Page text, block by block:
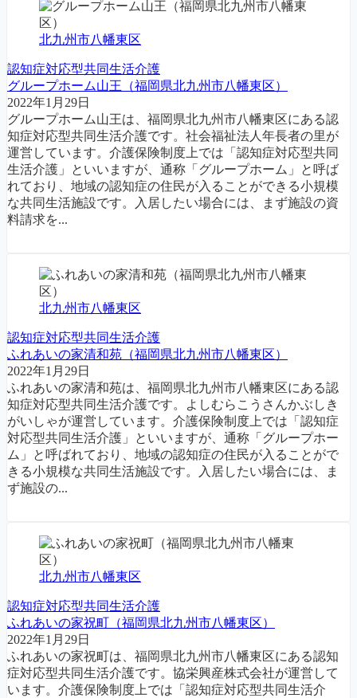
北九州市八幡東区
認知症対応型共同生活介護
グループホーム山王（福岡県北九州市八幡東区）
2022年1月29日
グループホーム山王は、福岡県北九州市八幡東区にある認
知症対応型共同生活介護です。社会福祉法人年長者の里が
運営しています。介護保険制度上では「認知症対応型共同
生活介護」といいますが、通称「グループホーム」と呼ば
れており、地域の認知症の住民が入ることができる小規模
な共同生活施設です。入居したい場合には、まず施設の資
料請求を...
北九州市八幡東区
認知症対応型共同生活介護
ふれあいの家清和苑（福岡県北九州市八幡東区）
2022年1月29日
ふれあいの家清和苑は、福岡県北九州市八幡東区にある認
知症対応型共同生活介護です。よしむらこうさんかぶしき
がいしゃが運営しています。介護保険制度上では「認知症
対応型共同生活介護」といいますが、通称「グループホー
ム」と呼ばれており、地域の認知症の住民が入ることがで
きる小規模な共同生活施設です。入居したい場合には、ま
ず施設の...
北九州市八幡東区
認知症対応型共同生活介護
ふれあいの家祝町（福岡県北九州市八幡東区）
2022年1月29日
ふれあいの家祝町は、福岡県北九州市八幡東区にある認知
症対応型共同生活介護です。協栄興産株式会社が運営して
います。介護保険制度上では「認知症対応型共同生活介